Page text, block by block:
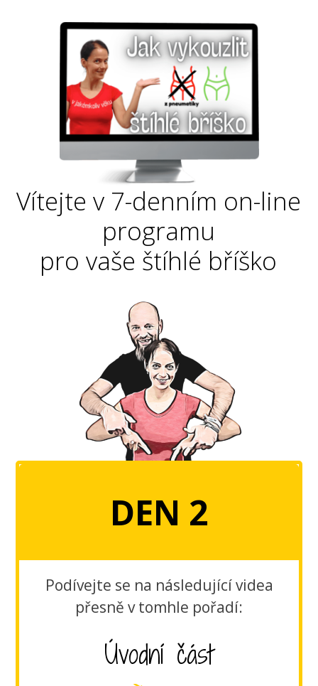
Vítejte v 7-denním on-line
programu
pro vaše štíhlé bříško
DEN 2
Podívejte se na následující videa
přesně v tomhle pořadí:
Úvodní část